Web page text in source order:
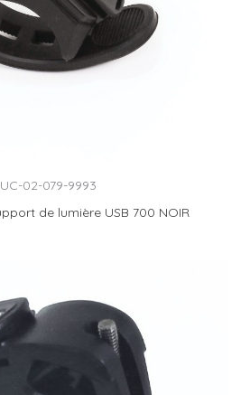
UC-02-079-9993
de lumière USB 700 NOIR